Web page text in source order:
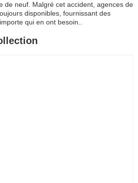
de neuf. Malgré cet accident, agences de
disponibles, fournissant des
qui en ont besoin..